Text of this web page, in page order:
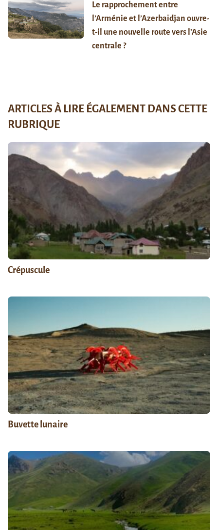
Le rapprochement entre
l’Arménie et l’Azerbaïdjan ouvre-
t-il une nouvelle route vers l’Asie
centrale ?
ARTICLES À LIRE ÉGALEMENT DANS CETTE
RUBRIQUE
Crépuscule
Buvette lunaire